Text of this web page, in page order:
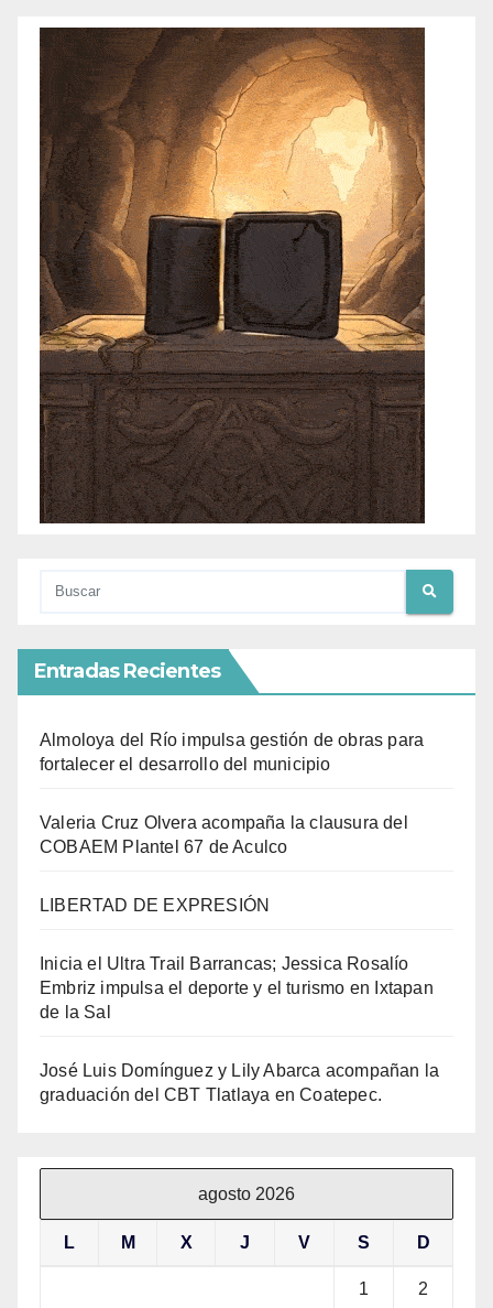
Entradas Recientes
Almoloya del Río impulsa gestión de obras para
fortalecer el desarrollo del municipio
Valeria Cruz Olvera acompaña la clausura del
COBAEM Plantel 67 de Aculco
LIBERTAD DE EXPRESIÓN
Inicia el Ultra Trail Barrancas; Jessica Rosalío
Embriz impulsa el deporte y el turismo en Ixtapan
de la Sal
José Luis Domínguez y Lily Abarca acompañan la
graduación del CBT Tlatlaya en Coatepec.
agosto 2026
L M X J V S D
1 2